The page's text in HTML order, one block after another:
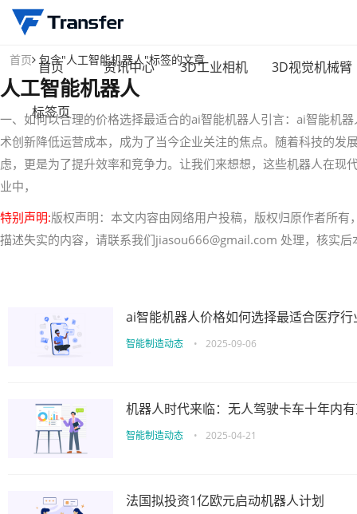
首页 资讯中心 3D工业相机 3D视觉机械臂
标签页
首页 包含"人工智能机器人"标签的文章
人工智能机器人
一、如何以合理的价格选择最适合的ai智能机器人引言：ai智能机
术创新降低运营成本，成为了当今企业关注的焦点。随着科技的
虑，更是为了提升效率和竞争力。让我们来想想，这些机器人在
业中，
特别声明:版权声明：本文内容由网络用户投稿，版权归原作者所
描述失实的内容，请联系我们jiasou666@gmail.com 处理，核实
ai智能机器人价格如何选择最适合医疗行
智能制造动态 • 2025-09-06
机器人时代来临：无人驾驶卡车十年内
智能制造动态 • 2025-04-21
法国拟投资1亿欧元启动机器人计划